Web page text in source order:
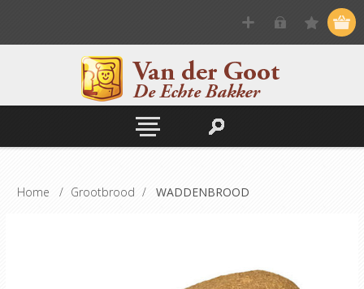
Home / Grootbrood / WADDENBROOD